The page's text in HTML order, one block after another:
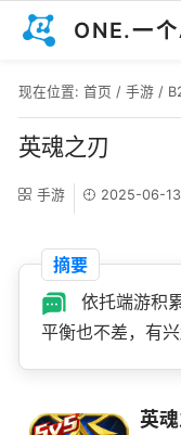
ONE.一
现在位置: 首页 / 手游 /
英魂之刃
手游 2025-06-13
摘要
依托端游积
平衡也不差，有
英